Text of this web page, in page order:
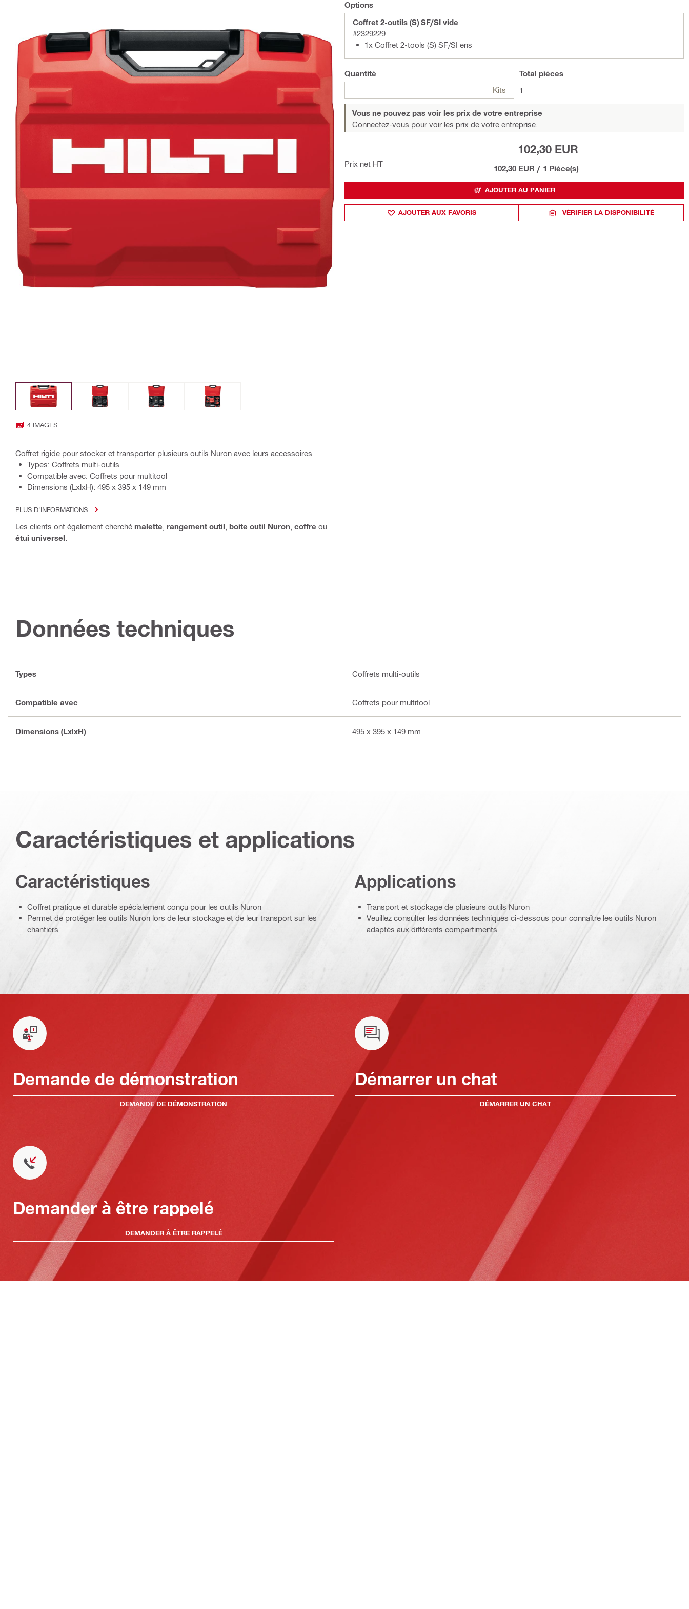
4 IMAGES
Coffret rigide pour stocker et transporter plusieurs outils Nuron avec leurs accessoires
Types: Coffrets multi-outils
Compatible avec: Coffrets pour multitool
Dimensions (LxlxH): 495 x 395 x 149 mm
PLUS D'INFORMATIONS
Les clients ont également cherché malette rangement outil boite outil Nuron coffre ou
étui universel
Options
Coffret 2-outils (S) SF/SI vide
#2329229
1x Coffret 2-tools (S) SF/SI ens
Quantité
Kits
Total pièces
1
Vous ne pouvez pas voir les prix de votre entreprise
Connectez-vous pour voir les prix de votre entreprise.
Prix net HT
102,30 EUR
102,30 EUR / 1 Pièce(s)
AJOUTER AU PANIER
AJOUTER AUX FAVORIS VÉRIFIER LA DISPONIBILITÉ
Données techniques
Types Coffrets multi-outils
Compatible avec Coffrets pour multitool
Dimensions (LxlxH) 495 x 395 x 149 mm
Caractéristiques et applications
Caractéristiques
Coffret pratique et durable spécialement conçu pour les outils Nuron
Permet de protéger les outils Nuron lors de leur stockage et de leur transport sur les
chantiers
Applications
Transport et stockage de plusieurs outils Nuron
Veuillez consulter les données techniques ci-dessous pour connaître les outils Nuron
adaptés aux différents compartiments
Demande de démonstration
DEMANDE DE DÉMONSTRATION
Démarrer un chat
DÉMARRER UN CHAT
Demander à être rappelé
DEMANDER À ÊTRE RAPPELÉ